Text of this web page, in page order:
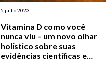
5 julho 2023
Vitamina D como você
nunca viu – um novo olhar
holístico sobre suas
evidências científicas e